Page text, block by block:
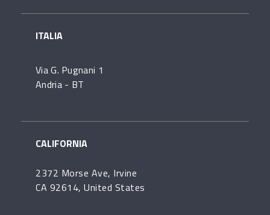
ITALIA
Via G. Pugnani 1
Andria - BT
CALIFORNIA
2372 Morse Ave, Irvine
CA 92614, United States